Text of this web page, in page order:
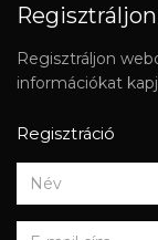
Regisztráljon
információkat
Regisztráció